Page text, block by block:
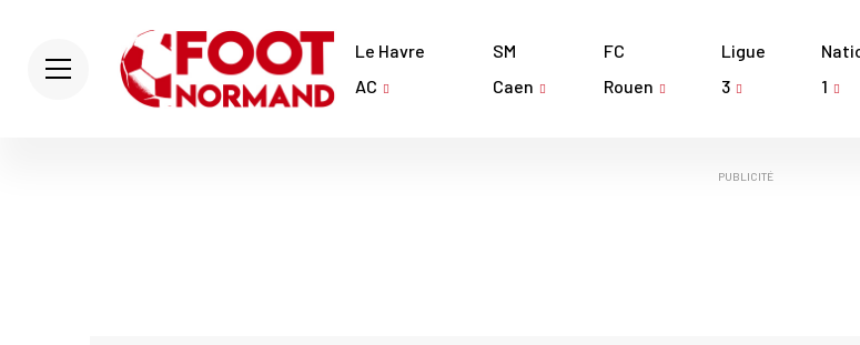
Le Havre
AC
SM
Caen
FC
Rouen
Ligue
3
1
PUBLICITÉ